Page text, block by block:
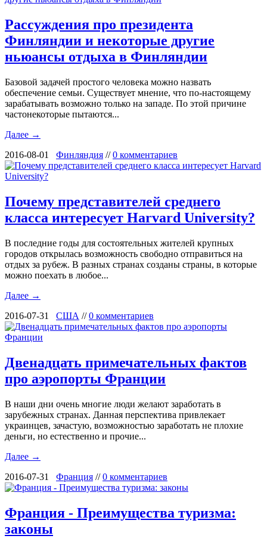
Рассуждения про президента
Финляндии и некоторые другие
ньюансы отдыха в Финляндии
Базовой задачей простого человека можно назвать
обеспечение семьи. Существует мнение, что по-настоящему
зарабатывать возможно только на западе. По этой причине
частонекоторые пытаются...
Далее →
2016-08-01 Финляндия //0 комментариев
Почему представителей среднего
класса интересует Harvard University?
В последние годы для состоятельных жителей крупных
городов открылась возможность свободно отправиться на
отдых за рубеж. В разных странах созданы страны, в которые
можно поехать в любое...
Далее →
2016-07-31 США //0 комментариев
Двенадцать примечательных фактов
про аэропорты Франции
В наши дни очень многие люди желают заработать в
зарубежных странах. Данная перспектива привлекает
украинцев, зачастую, возможностью заработать не плохие
деньги, но естественно и прочие...
Далее →
2016-07-31 Франция //0 комментариев
Франция - Преимущества туризма:
законы